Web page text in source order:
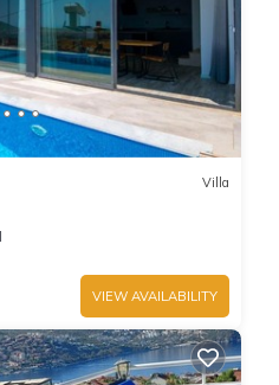
Villa
VIEW AVAILABILITY